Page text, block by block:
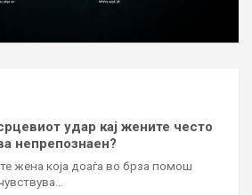
удар кај жените често
непрепознаен?
жена која доаѓа во брза помош